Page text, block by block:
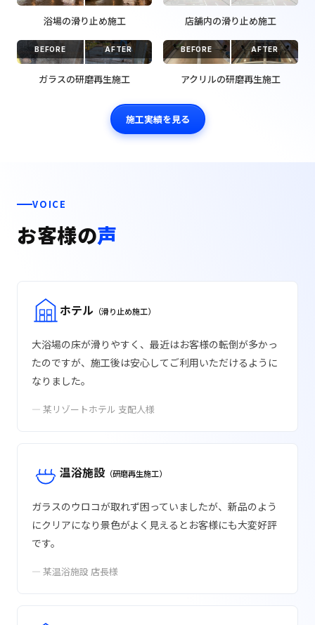
浴場の滑り止め施工 店舗内の滑り止め施工
BEFORE AFTER
ガラスの研磨再生施工
BEFORE AFTER
アクリルの研磨再生施工
施工実績を見る
VOICE
お客様の声
ホテル （滑り止め施工）
大浴場の床が滑りやすく、最近はお客様の転倒が多かっ
たのですが、施工後は安心してご利用いただけるように
なりました。
— 某リゾートホテル 支配人様
温浴施設（研磨再生施工）
ガラスのウロコが取れず困っていましたが、新品のよう
にクリアになり景色がよく見えるとお客様にも大変好評
です。
— 某温浴施設 店長様